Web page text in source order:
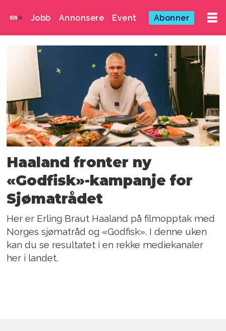
Jobb Annonsere Event Abonner
Emne:
godfisk
Haaland fronter ny
«Godfisk»-kampanje for
Sjømatrådet
Her er Erling Braut Haaland på filmopptak med
Norges sjømatråd og «Godfisk». I denne uken
kan du se resultatet i en rekke mediekanaler
her i landet.